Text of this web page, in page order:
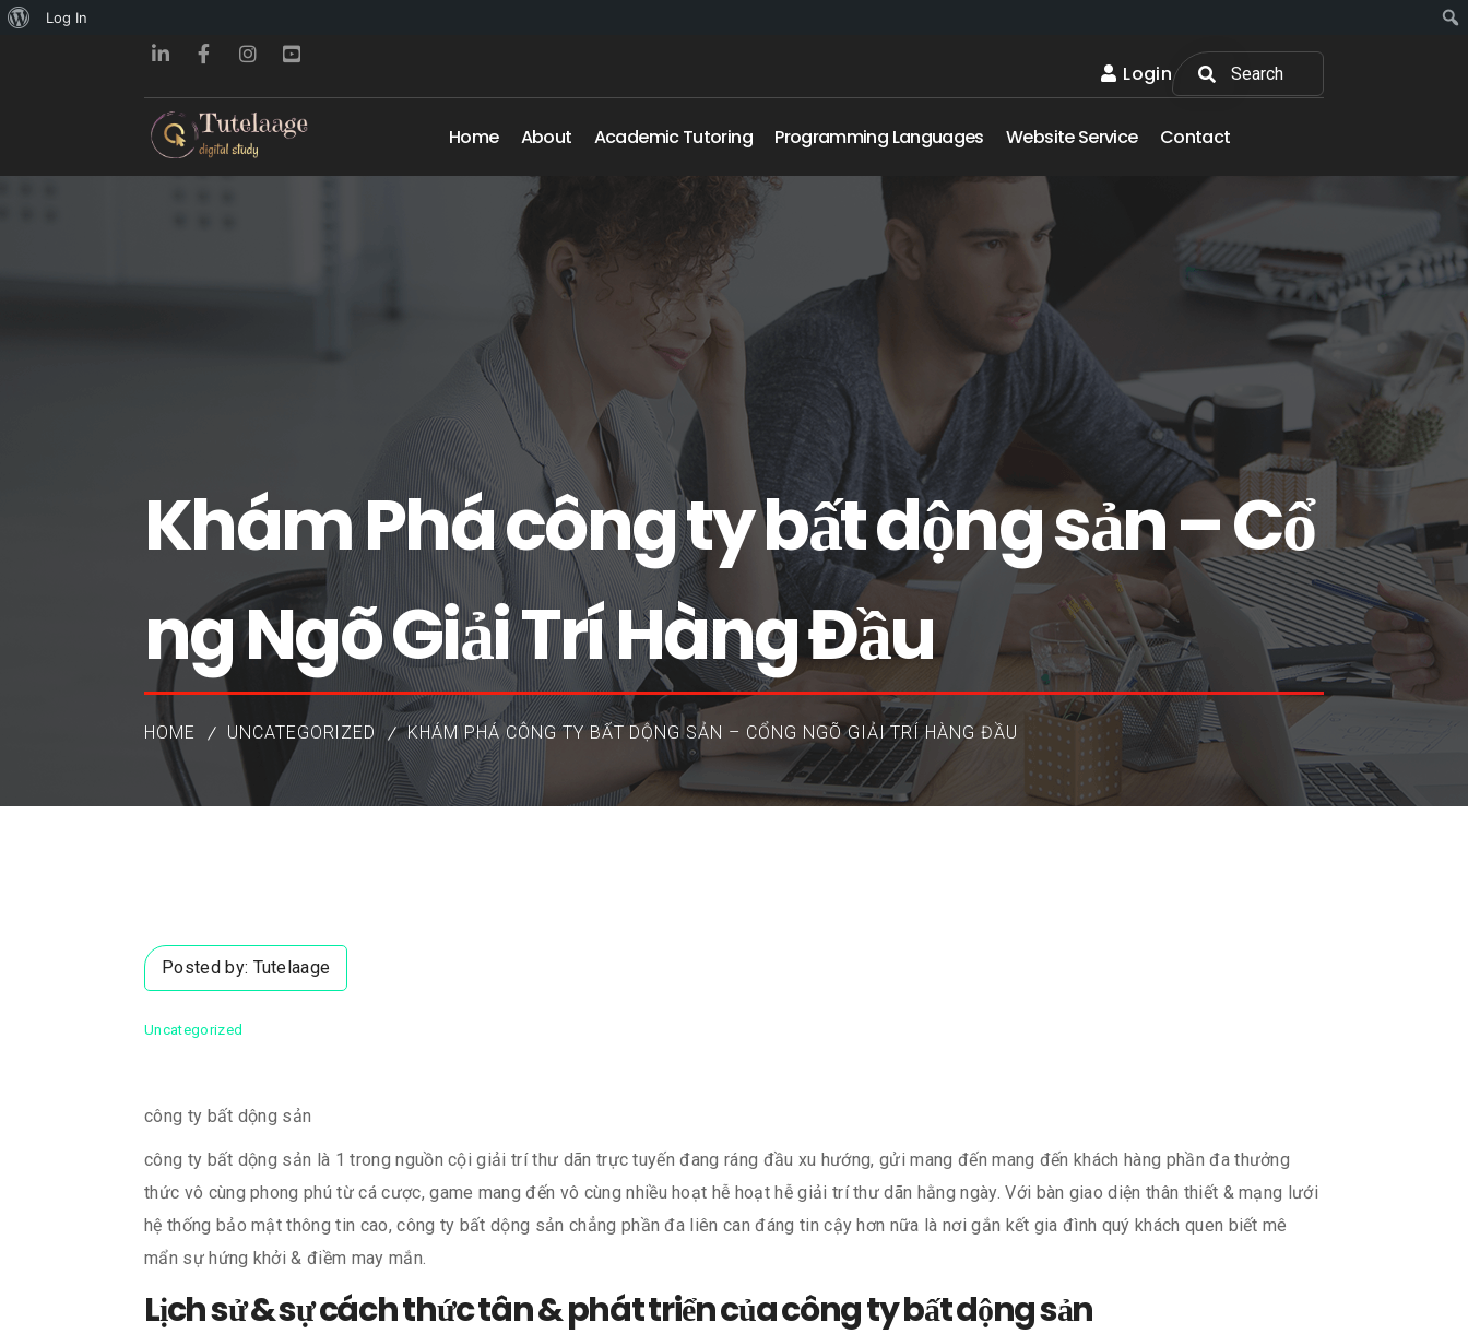
About
Log In
Login
Home About Academic Tutoring Programming Languages Website Service Contact
Khám Phá công ty bất dộng sản – Cổ
ng Ngõ Giải Trí Hàng Đầu
HOME UNCATEGORIZED KHÁM PHÁ CÔNG TY BẤT DỘNG SẢN – CỔNG NGÕ GIẢI TRÍ HÀNG ĐẦU
Posted by: Tutelaage
Uncategorized
công ty bất dộng sản
công ty bất dộng sản là 1 trong nguồn cội giải trí thư dãn trực tuyến đang ráng đầu xu hướng, gửi mang đến mang đến khách hàng phần đa thưởng
thức vô cùng phong phú từ cá cược, game mang đến vô cùng nhiều hoạt hễ hoạt hễ giải trí thư dãn hằng ngày. Với bàn giao diện thân thiết & mạng lưới
hệ thống bảo mật thông tin cao, công ty bất dộng sản chẳng phần đa liên can đáng tin cậy hơn nữa là nơi gắn kết gia đình quý khách quen biết mê
mẩn sự hứng khởi & điềm may mắn.
Lịch sử & sự cách thức tân & phát triển của công ty bất dộng sản